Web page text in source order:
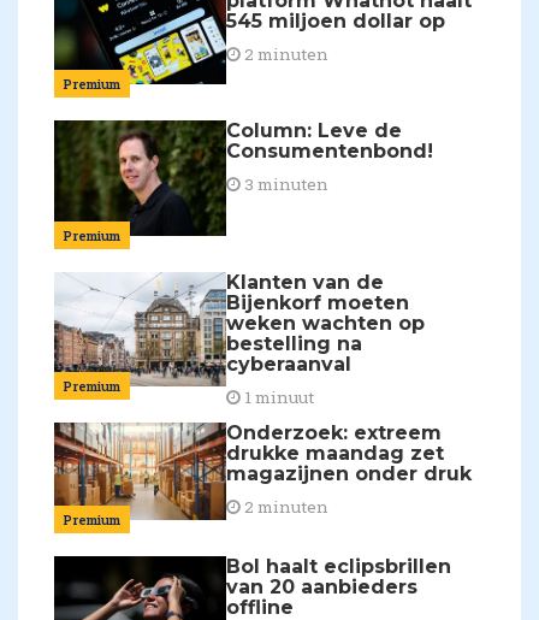
Premium
545 miljoen dollar op
2 minuten
Premium
Column: Leve de
Consumentenbond!
3 minuten
Premium
Klanten van de
Bijenkorf moeten
weken wachten op
bestelling na
cyberaanval
1 minuut
Premium
Onderzoek: extreem
drukke maandag zet
magazijnen onder druk
2 minuten
Bol haalt eclipsbrillen
van 20 aanbieders
offline